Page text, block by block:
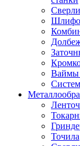
Ваймы
Точила